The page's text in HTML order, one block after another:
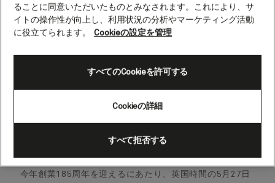
英国のラグジュアリー・クルーズライン キュナードは、
今年創業185周年を迎えるにあたり、英国時間の5月27日
ることに同意いただいたものとみなされます。これにより、サ
イトの操作性が向上し、利用状況の分析やマーケティング活動
に役立てられます。
Cookieの設定を管理
Cookieの詳細
すべて拒否する
すべてのCookieを許可する